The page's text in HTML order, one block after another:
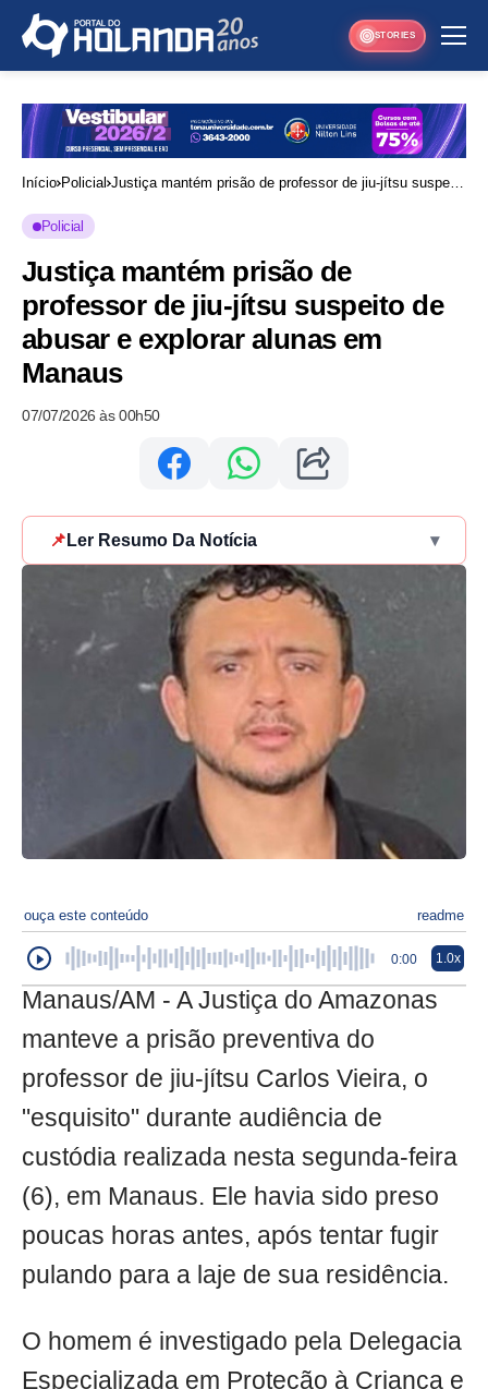
STORIES
Início Policial Justiça mantém prisão de professor de jiu-jítsu suspeito
Policial
Justiça mantém prisão de
professor de jiu-jítsu suspeito de
abusar e explorar alunas em
Manaus
07/07/2026 às 00h50
📌 Ler Resumo Da Notícia ▾
ouça este conteúdo readme
0:00 1.0x
Manaus/AM - A Justiça do Amazonas
manteve a prisão preventiva do
professor de jiu-jítsu Carlos Vieira, o
"esquisito" durante audiência de
custódia realizada nesta segunda-feira
(6), em Manaus. Ele havia sido preso
poucas horas antes, após tentar fugir
pulando para a laje de sua residência.
O homem é investigado pela Delegacia
Especializada em Proteção à Criança e